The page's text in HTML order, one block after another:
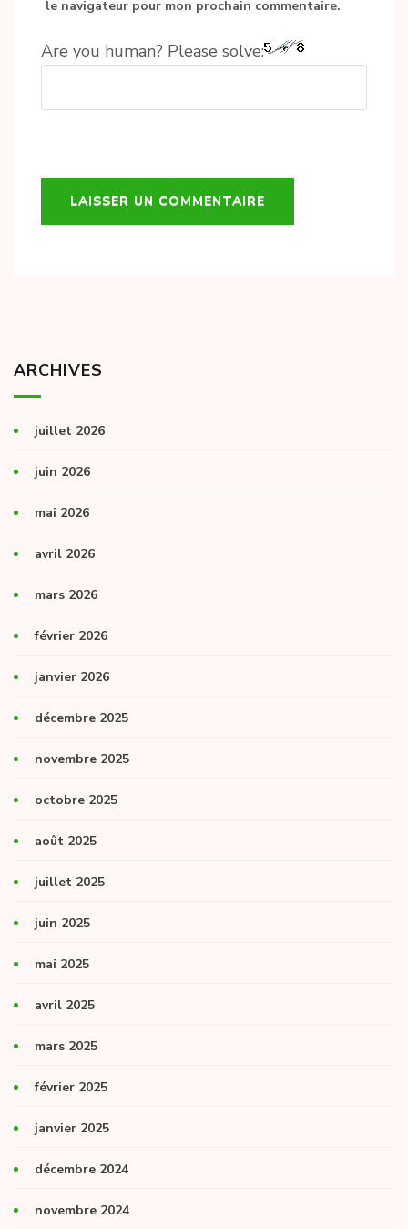
le navigateur pour mon prochain commentaire.
Are you human? Please solve:
ARCHIVES
juillet 2026
juin 2026
mai 2026
avril 2026
mars 2026
février 2026
janvier 2026
décembre 2025
novembre 2025
octobre 2025
août 2025
juillet 2025
juin 2025
mai 2025
avril 2025
mars 2025
février 2025
janvier 2025
décembre 2024
novembre 2024